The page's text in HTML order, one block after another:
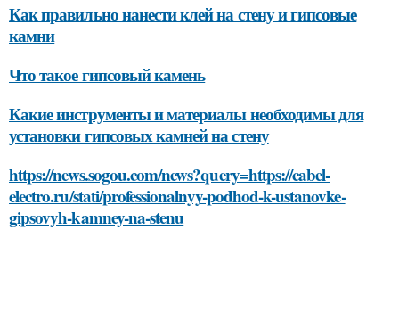
Как правильно нанести клей на стену и гипсовые
камни
Что такое гипсовый камень
Какие инструменты и материалы необходимы для
установки гипсовых камней на стену
https://news.sogou.com/news?query=https://cabel-
electro.ru/stati/professionalnyy-podhod-k-ustanovke-
gipsovyh-kamney-na-stenu